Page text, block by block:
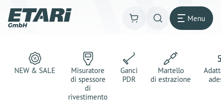
Menu
NEW & SALE
Misuratore
di spessore
di
rivestimento
Ganci
PDR
Martello
di estrazione